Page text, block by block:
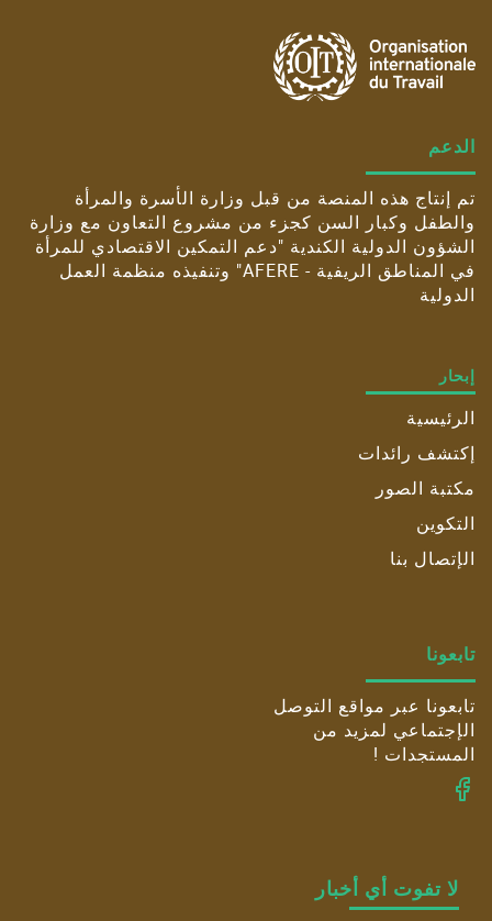
الدعم
تم إنتاج هذه المنصة من قبل وزارة الأسرة والمرأة
والطفل وكبار السن كجزء من مشروع التعاون مع وزارة
الشؤون الدولية الكندية "دعم التمكين الاقتصادي للمرأة
في المناطق الريفية - AFERE" وتنفيذه منظمة العمل
الدولية
إبحار
الرئيسية
إكتشف رائدات
مكتبة الصور
التكوين
الإتصال بنا
تابعونا
تابعونا عبر مواقع التوصل
الإجتماعي لمزيد من
المستجدات !
لا تفوت أي أخبار